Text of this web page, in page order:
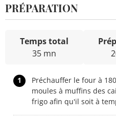
PRÉPARATION
Temps total
35 mn
1
Préchauffer le four à
moules à muffins des
frigo afin qu'il soit à